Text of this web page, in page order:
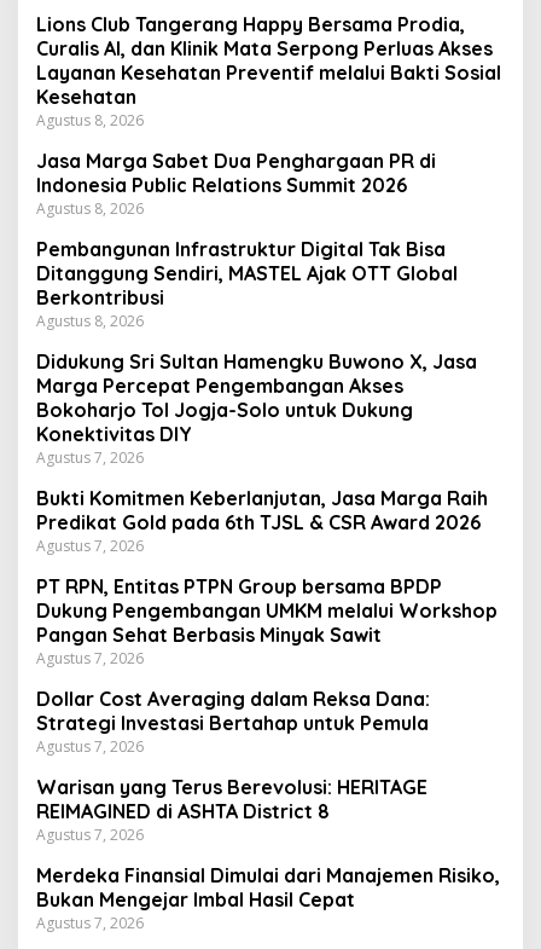
Lions Club Tangerang Happy Bersama Prodia,
Curalis AI, dan Klinik Mata Serpong Perluas Akses
Layanan Kesehatan Preventif melalui Bakti Sosial
Kesehatan
Agustus 8, 2026
Jasa Marga Sabet Dua Penghargaan PR di
Indonesia Public Relations Summit 2026
Agustus 8, 2026
Pembangunan Infrastruktur Digital Tak Bisa
Ditanggung Sendiri, MASTEL Ajak OTT Global
Berkontribusi
Agustus 8, 2026
Didukung Sri Sultan Hamengku Buwono X, Jasa
Marga Percepat Pengembangan Akses
Bokoharjo Tol Jogja-Solo untuk Dukung
Konektivitas DIY
Agustus 7, 2026
Bukti Komitmen Keberlanjutan, Jasa Marga Raih
Predikat Gold pada 6th TJSL & CSR Award 2026
Agustus 7, 2026
PT RPN, Entitas PTPN Group bersama BPDP
Dukung Pengembangan UMKM melalui Workshop
Pangan Sehat Berbasis Minyak Sawit
Agustus 7, 2026
Dollar Cost Averaging dalam Reksa Dana:
Strategi Investasi Bertahap untuk Pemula
Agustus 7, 2026
Warisan yang Terus Berevolusi: HERITAGE
REIMAGINED di ASHTA District 8
Agustus 7, 2026
Merdeka Finansial Dimulai dari Manajemen Risiko,
Bukan Mengejar Imbal Hasil Cepat
Agustus 7, 2026